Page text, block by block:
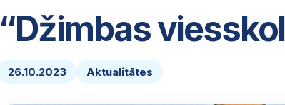
“Džimbas
26.10.2023 Aktualitātes